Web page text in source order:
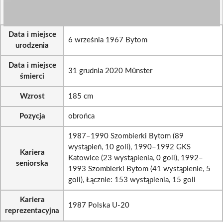
Data i miejsce
urodzenia
6 września 1967 Bytom
Data i miejsce
śmierci
31 grudnia 2020 Münster
Wzrost 185 cm
Pozycja obrońca
Kariera
seniorska
1987–1990 Szombierki Bytom (89
wystąpień, 10 goli), 1990–1992 GKS
Katowice (23 wystąpienia, 0 goli), 1992–
1993 Szombierki Bytom (41 wystąpienie, 5
goli), Łącznie: 153 wystąpienia, 15 goli
Kariera
reprezentacyjna
1987 Polska U-20